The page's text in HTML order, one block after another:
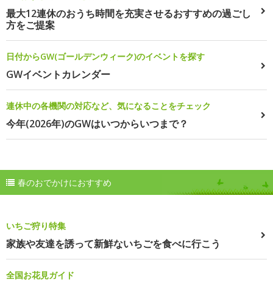
最大12連休のおうち時間を充実させるおすすめの過ごし
方をご提案
日付からGW(ゴールデンウィーク)のイベントを探す
GWイベントカレンダー
連休中の各機関の対応など、気になることをチェック
今年(2026年)のGWはいつからいつまで？
春のおでかけにおすすめ
いちご狩り特集
家族や友達を誘って新鮮ないちごを食べに行こう
全国お花見ガイド